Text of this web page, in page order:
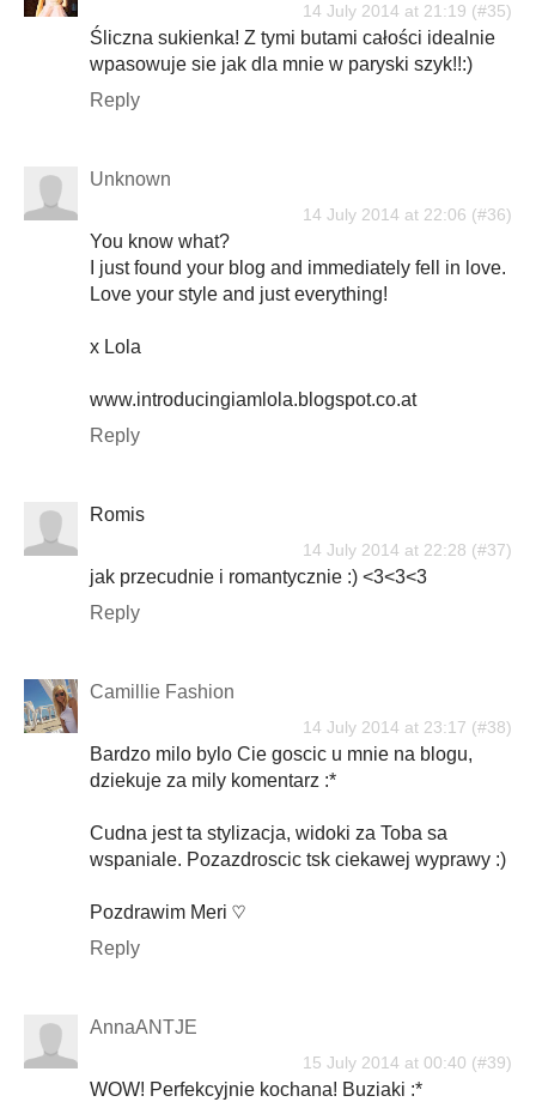
14 July 2014 at 21:19
Śliczna sukienka! Z tymi butami całości idealnie
wpasowuje sie jak dla mnie w paryski szyk!!:)
Reply
Unknown
14 July 2014 at 22:06
You know what?
I just found your blog and immediately fell in love.
Love your style and just everything!
x Lola
www.introducingiamlola.blogspot.co.at
Reply
Romis
14 July 2014 at 22:28
jak przecudnie i romantycznie :) <3<3<3
Reply
Camillie Fashion
14 July 2014 at 23:17
Bardzo milo bylo Cie goscic u mnie na blogu,
dziekuje za mily komentarz :*
Cudna jest ta stylizacja, widoki za Toba sa
wspaniale. Pozazdroscic tsk ciekawej wyprawy :)
Pozdrawim Meri ♡
Reply
AnnaANTJE
15 July 2014 at 00:40
WOW! Perfekcyjnie kochana! Buziaki :*